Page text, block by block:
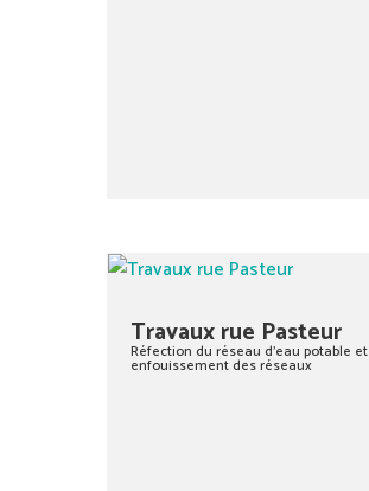
Travaux rue Pasteur
Réfection du réseau d’eau potable et
enfouissement des réseaux